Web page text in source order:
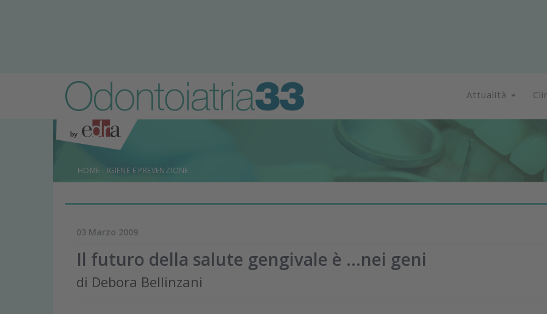
Attualità
HOME - IGIENE E PREVENZIONE
03 Marzo 2009
Il futuro della salute gengivale è ...nei geni
di Debora Bellinzani